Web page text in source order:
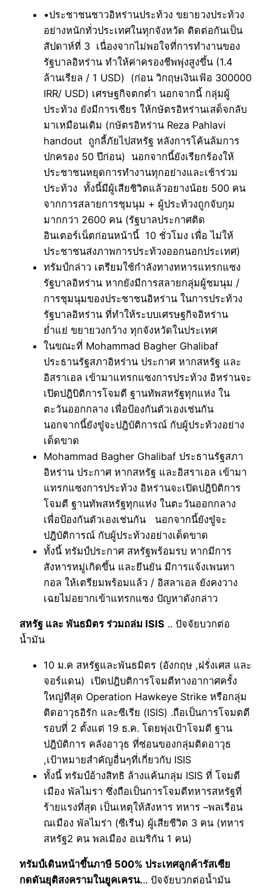
•ประชาชนชาวอิหร่านประท้วง ขยายวงประท้วง
อย่างหนักทั่วประเทศในทุกจังหวัด ติดต่อกันเป็น
สัปดาห์ที่ 3 เนื่องจากไม่พอใจที่การทำงานของ
รัฐบาลอิหร่าน ทำให้ค่าครองชีพพุ่งสูงขึ้น (1.4
ล้านเรียล / 1 USD) (ก่อน วิกฤษเงินเฟ้อ 300000
IRR/ USD) เศรษฐกิจตกต่ำ นอกจากนี้ กลุ่มผู้
ประท้วง ยังมีการเชียร ให้กษัตรอิหร่านเสด็จกลับ
มาเหมือนเดิม (กษัตรอิหร่าน Reza Pahlavi
handout ถูกลี้ภัยไปสหรัฐ หลังการโค้นล้มการ
ปกครอง 50 ปีก่อน) นอกจากนี้ยังเรียกร้องให้
ประชาชนหยุดการทำงานทุกอย่างและเช้าร่วม
ประท้วง ทั้งนี้มีผู้เสียชิวิตแล้วอยางน้อย 500 คน
จากการสลายการชุมนุม + ผู้ประท้วงถูกจับกุม
มากกว่า 2600 คน (รัฐบาลประกาศติด
อินเตอร์เน็ตก่อนหน้านี้ 10 ชั่วโมง เพื่อ ไม่ให้
ประชาชนส่งภาพการประท้วงออกนอกประเทศ)
ทรัมป์กล่าว เตรียมใช้กำลังทางทหารแทรกแซง
รัฐบาลอิหร่าน หากยังมีการสลายกลุ่มผู้ชมนุม /
การชุมนุมของประชาชนอิหร่าน ในการประท้วง
รัฐบาลอิหร่าน ที่ทำให้ระบบเศรษฐกิจอิหร่าน
ย่ำแย่ ขยายวงกว้าง ทุกจังหวัดในประเทศ
ในขณะที่ Mohammad Bagher Ghalibaf
ประธานรัฐสภาอิหร่าน ประกาศ หากสหรัฐ และ
อิสราเอล เข้ามาแทรกแซงการประท้วง อิหร่านจะ
เปิดปฎิบิติการโจมตี ฐานทัพสหรัฐทุกแห่ง ใน
ตะวันออกกลาง เพื่อป้องกันตัวเองเช่นกัน
นอกจากนี้ยังขู๋จะปฎิบัติการณ์ กับผู้ประท้วงอย่าง
เด็ดขาด
Mohammad Bagher Ghalibaf ประธานรัฐสภา
อิหร่าน ประกาศ หากสหรัฐ และอิสราเอล เข้ามา
แทรกแซงการประท้วง อิหร่านจะเปิดปฎิบิติการ
โจมตี ฐานทัพสหรัฐทุกแห่ง ในตะวันออกกลาง
เพื่อป้องกันตัวเองเช่นกัน นอกจากนี้ยังขู๋จะ
ปฎิบัติการณ์ กับผู้ประท้วงอย่างเด็ดขาด
ทั้งนี้ ทรัมป์ประกาศ สหรัฐพร้อมรบ หากมีการ
สังหารหมู่เกิดขึ้น และยึนยัน มีการแจ้งเพนทา
กอล ให้เตรียมพร้อมแล้ว / อิสลาเอล ยังคงวาง
เฉยไม่อยากเข้าแทรกแซง ปัญหาดังกล่าว
สหรัฐ และ พันธมิตร ร่วมถล่ม ISIS .. ปัจจัยบวกต่อ
น้ำมัน
10 ม.ค สหรัฐและพันธมิตร (อังกฤษ ,ฝรั่งเศส และ
จอร์แดน) เปิดปฎิบติการโจมตีทางอากาศครั้ง
ใหญ่ทีสุด Operation Hawkeye Strike หรือกลุ่ม
ติดอาวุธอิรัก และซีเรีย (ISIS) .ถือเป็นการโจมตตี
รอบที่ 2 ตั้งแต่ 19 ธ.ค. โดยพุ่งเป้าโจมตี ฐาน
ปฎิบัติการ คลังอาวุธ ที่ซ่อนของกลุ่มติดอาวุธ
,เป้าหมายสำคัญอื่นๆที่เกี่ยวกับ ISIS
ทั้งนี้ ทรัมป์อ้างสิทธิ ล้างแค้นกลุ่ม ISIS ที่ โจมตี
เมือง พัลไมรา ซึ่งถือเป็นการโจมตีทหารสหรัฐที่
ร้ายแรงที่สุด เป็นเหตุให้สังหาร ทหาร –พลเรือน
ณเมือง พัลไมร่า (ซีเรีน) ผู้เสียชีวิต 3 คน (ทหาร
สหรัฐ2 คน พลเมือง อเมริกัน 1 คน)
ทรัมป์เดินหน้าขึ้นภาษี 500% ประเทศลูกค้ารัสเซีย
กดดันยุติสงครามในยูคเครน... ปัจจัยบวกต่อน้ำมัน